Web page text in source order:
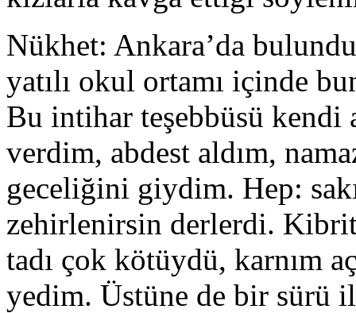
Nükhet: Ankara’da
yatılı okul ortamı içinde
Bu intihar teşebbüsü kendi
verdim, abdest aldım,
geceliğini giydim. Hep:
zehirlenirsin derlerdi.
tadı çok kötüydü, karnım
yedim. Üstüne de bir sürü